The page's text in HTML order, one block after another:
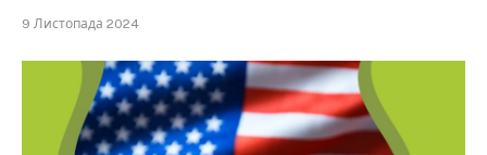
9 Листопада 2024